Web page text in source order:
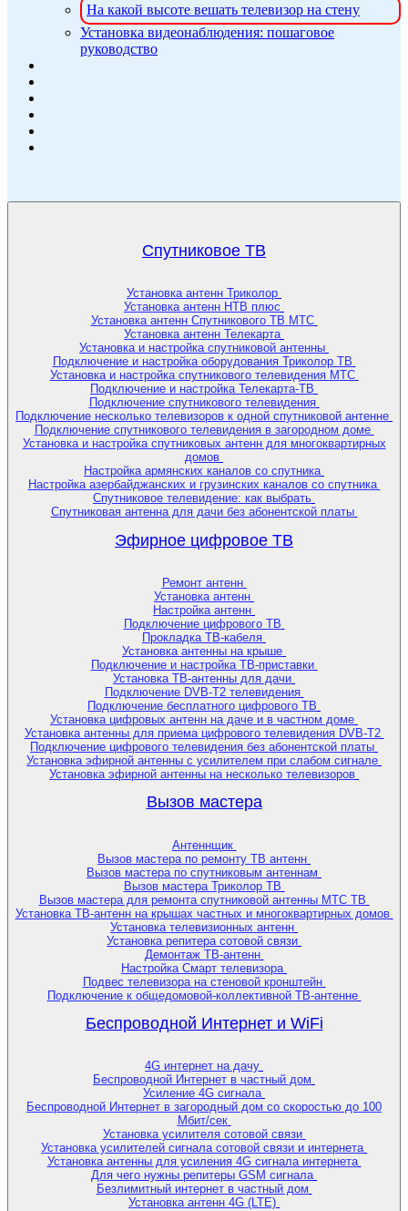
На какой высоте вешать телевизор на стену
Установка видеонаблюдения: пошаговое
руководство
Спутниковое ТВ
Установка антенн Триколор
Установка антенн НТВ плюс
Установка антенн Спутникового ТВ МТС
Установка антенн Телекарта
Установка и настройка спутниковой антенны
Подключение и настройка оборудования Триколор ТВ
Установка и настройка спутникового телевидения МТС
Подключение и настройка Телекарта-ТВ
Подключение спутникового телевидения
Подключение несколько телевизоров к одной спутниковой антенне
Подключение спутникового телевидения в загородном доме
Установка и настройка спутниковых антенн для многоквартирных
домов
Настройка армянских каналов со спутника
Настройка азербайджанских и грузинских каналов со спутника
Спутниковое телевидение: как выбрать
Спутниковая антенна для дачи без абонентской платы
Эфирное цифровое ТВ
Ремонт антенн
Установка антенн
Настройка антенн
Подключение цифрового ТВ
Прокладка ТВ-кабеля
Установка антенны на крыше
Подключение и настройка ТВ-приставки
Установка ТВ-антенны для дачи
Подключение DVB-T2 телевидения
Подключение бесплатного цифрового ТВ
Установка цифровых антенн на даче и в частном доме
Установка антенны для приема цифрового телевидения DVB-T2
Подключение цифрового телевидения без абонентской платы
Установка эфирной антенны с усилителем при слабом сигнале
Установка эфирной антенны на несколько телевизоров
Вызов мастера
Антеннщик
Вызов мастера по ремонту ТВ антенн
Вызов мастера по спутниковым антеннам
Вызов мастера Триколор ТВ
Вызов мастера для ремонта спутниковой антенны МТС ТВ
Установка ТВ-антенн на крышах частных и многоквартирных домов
Установка телевизионных антенн
Установка репитера сотовой связи
Демонтаж ТВ-антенн
Настройка Смарт телевизора
Подвес телевизора на стеновой кронштейн
Подключение к общедомовой-коллективной ТВ-антенне
Беспроводной Интернет и WiFi
4G интернет на дачу
Беспроводной Интернет в частный дом
Усиление 4G сигнала
Беспроводной Интернет в загородный дом со скоростью до 100
Мбит/сек
Установка усилителя сотовой связи
Установка усилителей сигнала сотовой связи и интернета
Установка антенны для усиления 4G сигнала интернета
Для чего нужны репитеры GSM сигнала
Безлимитный интернет в частный дом
Установка антенн 4G (LTE)